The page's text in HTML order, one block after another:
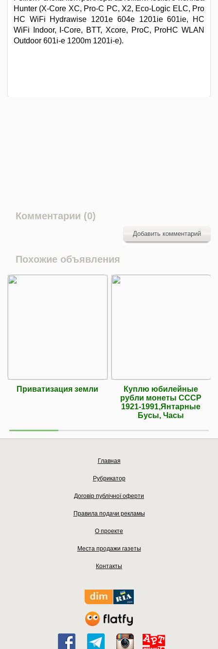
Hunter (X-Core XC, Pro-C PC, X2, Eco-Logic ELC, Pro
HC WiFi Hydrawise 1201e 604e 1201ie 601ie, HC
WiFi Indoor, I-Core, BTT, Xcore, ProC, ProHC WLAN
Outdoor 601i-e 1200m 1201i-e).
Комментарии (0)
Добавить комментарий
Похожие объявления
Приватизация земли
Куплю юбилейные
рубли монеты СССР
1921-1991,Янтарные
Бусы, Часы
Главная
Рубрикатор
Договір публічної оферти
Правила подачи рекламы
О проекте
Места продажи газеты
Контакты